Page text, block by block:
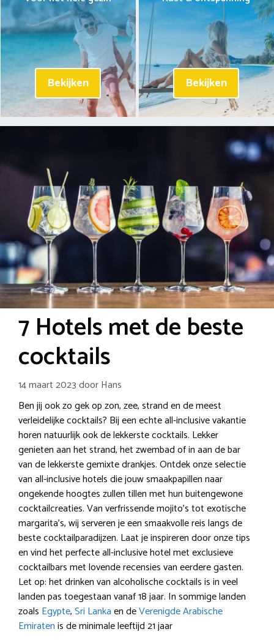
Bekijken Bekijken
7 Hotels met de beste
cocktails
14 maart 2023doorHans
Ben jij ook zo gek op zon, zee, strand en de meest
verleidelijke cocktails? Bij een echte all-inclusive vakantie
horen natuurlijk ook de lekkerste cocktails. Lekker
genieten aan het strand, het zwembad of in aan de bar
van de lekkerste gemixte drankjes. Ontdek onze selectie
van all-inclusive hotels die jouw smaakpapillen naar
ongekende hoogtes zullen tillen met hun buitengewone
cocktailcreaties. Van verfrissende mojito’s tot exotische
margarita’s, wij serveren je een smaakvolle reis langs de
beste cocktailparadijzen. Laat je inspireren door onze tips
en vind het perfecte all-inclusive hotel met exclusieve
cocktailbars met lovende recensies van eerdere gasten.
Let op: het drinken van alcoholische cocktails is in veel
landen pas toegestaan vanaf 18 jaar. In sommige landen
zoals Egypte,Sri Lankaen deVerenigde Arabische
Emiratenis de minimale leeftijd 21 jaar